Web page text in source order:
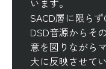
います。
SACD層に限ら
DSD音源からそ
意を図りながら
大に反映させてい